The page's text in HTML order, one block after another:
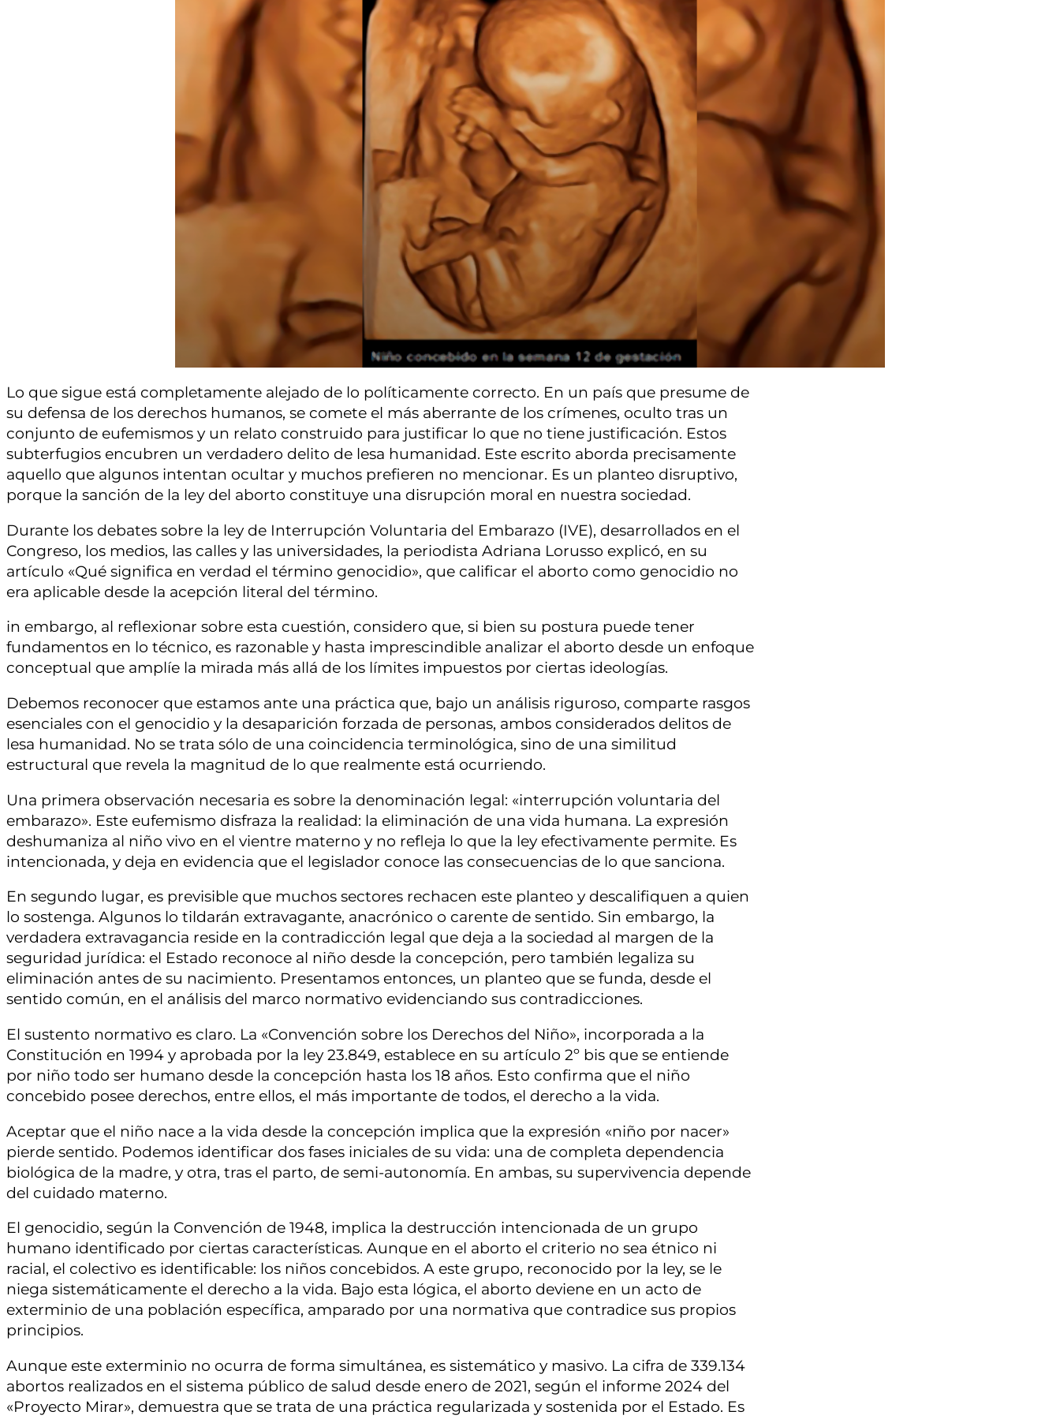
Lo que sigue está completamente alejado de lo políticamente correcto. En un país que presume de
su defensa de los derechos humanos, se comete el más aberrante de los crímenes, oculto tras un
conjunto de eufemismos y un relato construido para justificar lo que no tiene justificación. Estos
subterfugios encubren un verdadero delito de lesa humanidad. Este escrito aborda precisamente
aquello que algunos intentan ocultar y muchos prefieren no mencionar. Es un planteo disruptivo,
porque la sanción de la ley del aborto constituye una disrupción moral en nuestra sociedad.
Durante los debates sobre la ley de Interrupción Voluntaria del Embarazo (IVE), desarrollados en el
Congreso, los medios, las calles y las universidades, la periodista Adriana Lorusso explicó, en su
artículo «Qué significa en verdad el término genocidio», que calificar el aborto como genocidio no
era aplicable desde la acepción literal del término.
in embargo, al reflexionar sobre esta cuestión, considero que, si bien su postura puede tener
fundamentos en lo técnico, es razonable y hasta imprescindible analizar el aborto desde un enfoque
conceptual que amplíe la mirada más allá de los límites impuestos por ciertas ideologías.
Debemos reconocer que estamos ante una práctica que, bajo un análisis riguroso, comparte rasgos
esenciales con el genocidio y la desaparición forzada de personas, ambos considerados delitos de
lesa humanidad. No se trata sólo de una coincidencia terminológica, sino de una similitud
estructural que revela la magnitud de lo que realmente está ocurriendo.
Una primera observación necesaria es sobre la denominación legal: «interrupción voluntaria del
embarazo». Este eufemismo disfraza la realidad: la eliminación de una vida humana. La expresión
deshumaniza al niño vivo en el vientre materno y no refleja lo que la ley efectivamente permite. Es
intencionada, y deja en evidencia que el legislador conoce las consecuencias de lo que sanciona.
En segundo lugar, es previsible que muchos sectores rechacen este planteo y descalifiquen a quien
lo sostenga. Algunos lo tildarán extravagante, anacrónico o carente de sentido. Sin embargo, la
verdadera extravagancia reside en la contradicción legal que deja a la sociedad al margen de la
seguridad jurídica: el Estado reconoce al niño desde la concepción, pero también legaliza su
eliminación antes de su nacimiento. Presentamos entonces, un planteo que se funda, desde el
sentido común, en el análisis del marco normativo evidenciando sus contradicciones.
El sustento normativo es claro. La «Convención sobre los Derechos del Niño», incorporada a la
Constitución en 1994 y aprobada por la ley 23.849, establece en su artículo 2º bis que se entiende
por niño todo ser humano desde la concepción hasta los 18 años. Esto confirma que el niño
concebido posee derechos, entre ellos, el más importante de todos, el derecho a la vida.
Aceptar que el niño nace a la vida desde la concepción implica que la expresión «niño por nacer»
pierde sentido. Podemos identificar dos fases iniciales de su vida: una de completa dependencia
biológica de la madre, y otra, tras el parto, de semi-autonomía. En ambas, su supervivencia depende
del cuidado materno.
El genocidio, según la Convención de 1948, implica la destrucción intencionada de un grupo
humano identificado por ciertas características. Aunque en el aborto el criterio no sea étnico ni
racial, el colectivo es identificable: los niños concebidos. A este grupo, reconocido por la ley, se le
niega sistemáticamente el derecho a la vida. Bajo esta lógica, el aborto deviene en un acto de
exterminio de una población específica, amparado por una normativa que contradice sus propios
principios.
Aunque este exterminio no ocurra de forma simultánea, es sistemático y masivo. La cifra de 339.134
abortos realizados en el sistema público de salud desde enero de 2021, según el informe 2024 del
«Proyecto Mirar», demuestra que se trata de una práctica regularizada y sostenida por el Estado. Es